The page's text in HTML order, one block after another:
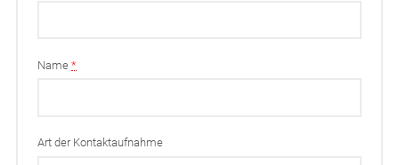
Name*
Art der Kontaktaufnahme